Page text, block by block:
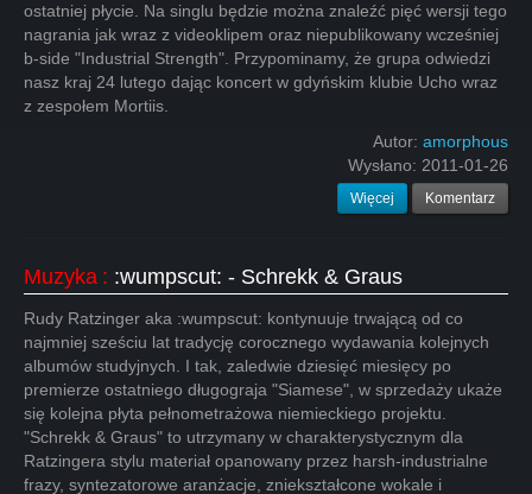
ostatniej płycie. Na singlu będzie można znaleźć pięć wersji tego
nagrania jak wraz z videoklipem oraz niepublikowany wcześniej
b-side "Industrial Strength". Przypominamy, że grupa odwiedzi
nasz kraj 24 lutego dając koncert w gdyńskim klubie Ucho wraz
z zespołem Mortiis.
Autor: amorphous
Wysłano: 2011-01-26
Więcej Komentarz
Muzyka : :wumpscut: - Schrekk & Graus
Rudy Ratzinger aka :wumpscut: kontynuuje trwającą od co
najmniej sześciu lat tradycję corocznego wydawania kolejnych
albumów studyjnych. I tak, zaledwie dziesięć miesięcy po
premierze ostatniego długograja "Siamese", w sprzedaży ukaże
się kolejna płyta pełnometrażowa niemieckiego projektu.
"Schrekk & Graus" to utrzymany w charakterystycznym dla
Ratzingera stylu materiał opanowany przez harsh-industrialne
frazy, syntezatorowe aranżacje, zniekształcone wokale i